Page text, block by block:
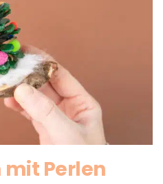
Perlen